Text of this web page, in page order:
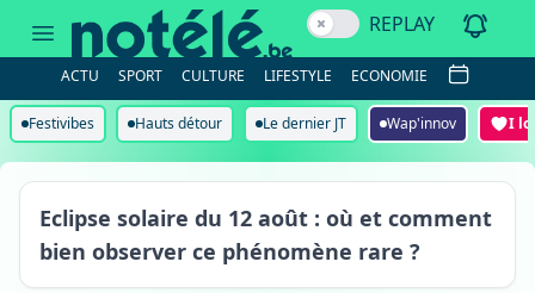
REPLAY
ACTU SPORT CULTURE LIFESTYLE ECONOMIE
Festivibes Hauts détour Le dernier JT Wap'innov I
Eclipse solaire du 12 août : où et comment
bien observer ce phénomène rare ?